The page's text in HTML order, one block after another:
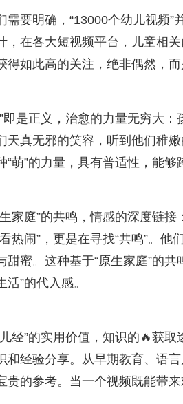
需要明确，“13000个幼儿视频
，在各大短视频平台，儿童相
得如此高的关注，绝非偶然，
即是正义，治愈的力量无穷大
天真无邪的笑容，听到他们稚
“萌”的力量，具有普适性，能
家庭”的共鸣，情感的深度链
热闹”，更是在寻找“共鸣”。
甜蜜。这种基于“原生家庭”的
活”的代入感。
经”的实用价值，知识的🔥获
和经验分享。从早期教育、语
贵的参考。当一个视频既能带